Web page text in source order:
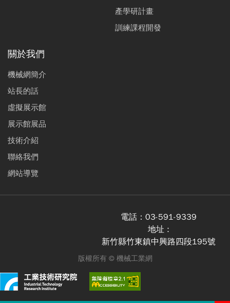
產學研計畫
訓練課程開發
關於我們
機械網簡介
站長的話
虛擬展示館
展示館展品
技術介紹
聯絡我們
網站導覽
電話： 03-591-9339
地址 :
新竹縣竹東鎮中興路四段195號
版權所有 © 機械工業網